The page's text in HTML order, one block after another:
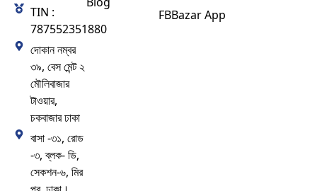
TIN :
787552351880
দোকান নম্বর
৩৯, বেস মেন্ট ২
মৌলিবাজার
টাওয়ার,
চকবাজার ঢাকা
বাসা -৩১, রোড
-৩, ব্লক- ডি,
সেকশন-৬, মির
FBBazar App